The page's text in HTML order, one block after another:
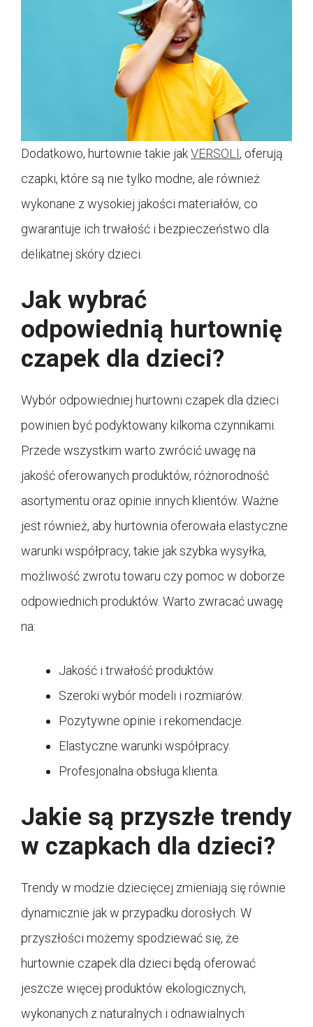
Dodatkowo, hurtownie takie jakVERSOLI, oferują
czapki, które są nie tylko modne, ale również
wykonane z wysokiej jakości materiałów, co
gwarantuje ich trwałość i bezpieczeństwo dla
delikatnej skóry dzieci.
Jak wybrać
odpowiednią hurtownię
czapek dla dzieci?
Wybór odpowiedniej hurtowni czapek dla dzieci
powinien być podyktowany kilkoma czynnikami.
Przede wszystkim warto zwrócić uwagę na
jakość oferowanych produktów, różnorodność
asortymentu oraz opinie innych klientów. Ważne
jest również, aby hurtownia oferowała elastyczne
warunki współpracy, takie jak szybka wysyłka,
możliwość zwrotu towaru czy pomoc w doborze
odpowiednich produktów. Warto zwracać uwagę
na:
Jakość i trwałość produktów.
Szeroki wybór modeli i rozmiarów.
Pozytywne opinie i rekomendacje.
Elastyczne warunki współpracy.
Profesjonalna obsługa klienta.
Jakie są przyszłe trendy
w czapkach dla dzieci?
Trendy w modzie dziecięcej zmieniają się równie
dynamicznie jak w przypadku dorosłych. W
przyszłości możemy spodziewać się, że
hurtownie czapek dla dzieci będą oferować
jeszcze więcej produktów ekologicznych,
wykonanych z naturalnych i odnawialnych